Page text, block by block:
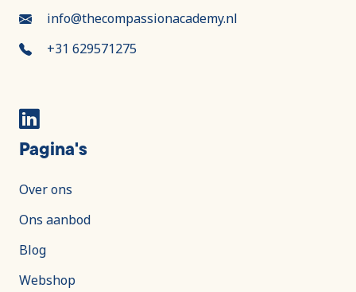
info@thecompassionacademy.nl
+31 629571275
Pagina's
Over ons
Ons aanbod
Blog
Webshop